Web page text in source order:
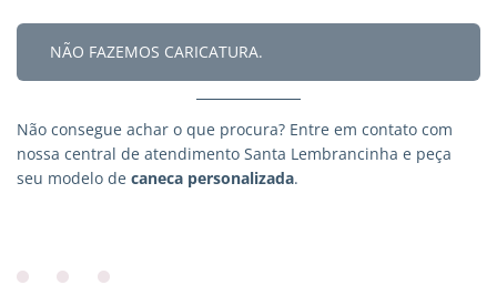
NÃO FAZEMOS CARICATURA.
Não consegue achar o que procura? Entre em contato com
nossa central de atendimento Santa Lembrancinha e peça
seu modelo de caneca personalizada.